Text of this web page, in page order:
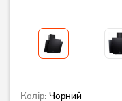
Колір: Чорний